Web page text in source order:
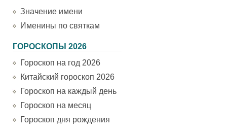
Значение имени
Именины по святкам
ГОРОСКОПЫ 2026
Гороскоп на год 2026
Китайский гороскоп 2026
Гороскоп на каждый день
Гороскоп на месяц
Гороскоп дня рождения